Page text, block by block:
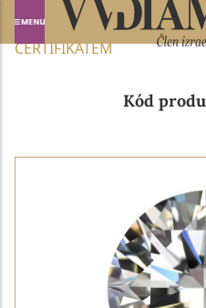
Domů NABÍDKA
CERTIFIKÁTEM
Kód